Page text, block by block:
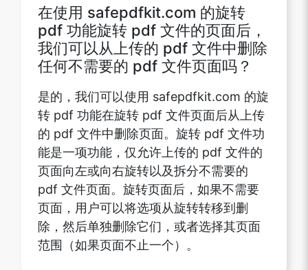
在使用 safepdfkit.com 的旋转
pdf 功能旋转 pdf 文件的页面后，
我们可以从上传的 pdf 文件中删除
任何不需要的 pdf 文件页面吗？
是的，我们可以使用 safepdfkit.com 的旋
转 pdf 功能在旋转 pdf 文件页面后从上传
的 pdf 文件中删除页面。旋转 pdf 文件功
能是一项功能，仅允许上传的 pdf 文件的
页面向左或向右旋转以及拆分不需要的
pdf 文件页面。旋转页面后，如果不需要
页面，用户可以将选项从旋转转移到删
除，然后单独删除它们，或者选择其页面
范围（如果页面不止一个）。